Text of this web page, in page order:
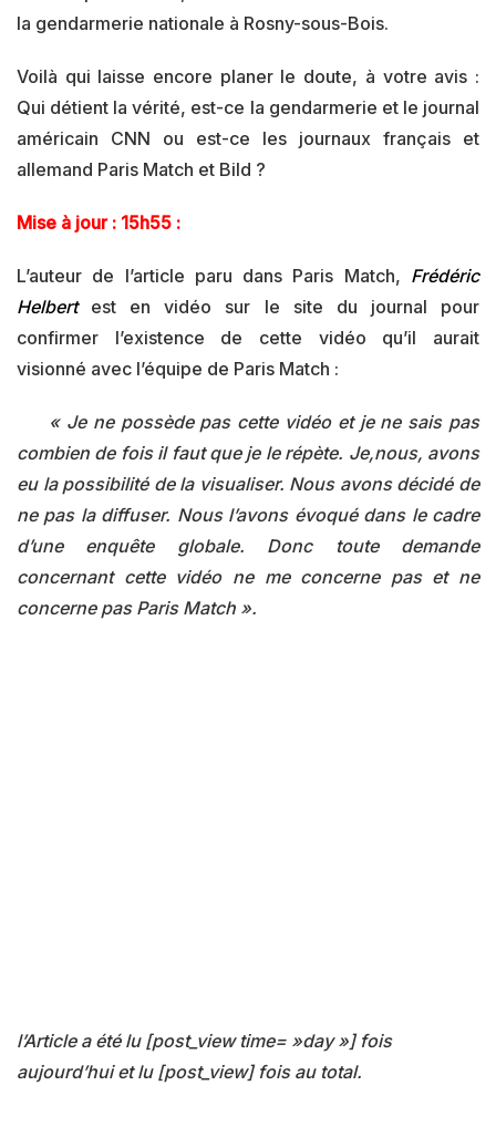
la gendarmerie nationale à Rosny-sous-Bois.
Voilà qui laisse encore planer le doute, à votre avis :
Qui détient la vérité, est-ce la gendarmerie et le journal
américain CNN ou est-ce les journaux français et
allemand Paris Match et Bild ?
Mise à jour : 15h55 :
L’auteur de l’article paru dans Paris Match, Frédéric
Helbertest en vidéo sur le site du journal pour
confirmer l’existence de cette vidéo qu’il aurait
visionné avec l’équipe de Paris Match :
« Je ne possède pas cette vidéo et je ne sais pas
combien de fois il faut que je le répète. Je,nous, avons
eu la possibilité de la visualiser. Nous avons décidé de
ne pas la diffuser. Nous l’avons évoqué dans le cadre
d’une enquête globale. Donc toute demande
concernant cette vidéo ne me concerne pas et ne
concerne pas Paris Match ».
l’Article a été lu [post_view time= »day »] fois
aujourd’hui et lu [post_view] fois au total.